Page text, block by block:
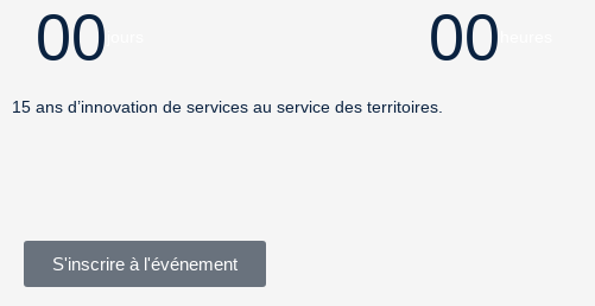
00 00
15 ans d’innovation de services au service des territoires.
S'inscrire à l'événement